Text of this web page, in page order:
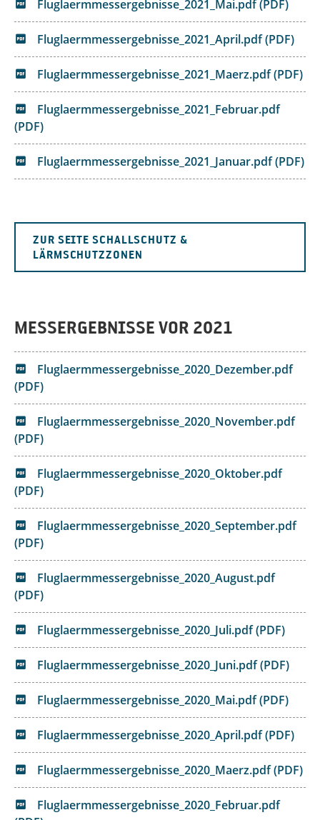
Fluglaermmessergebnisse_2021_Mai.pdf (PDF)
Fluglaermmessergebnisse_2021_April.pdf (PDF)
Fluglaermmessergebnisse_2021_Maerz.pdf (PDF)
Fluglaermmessergebnisse_2021_Februar.pdf
(PDF)
Fluglaermmessergebnisse_2021_Januar.pdf (PDF)
ZUR SEITE SCHALLSCHUTZ &
LÄRMSCHUTZZONEN
MESSERGEBNISSE VOR 2021
Fluglaermmessergebnisse_2020_Dezember.pdf
(PDF)
Fluglaermmessergebnisse_2020_November.pdf
(PDF)
Fluglaermmessergebnisse_2020_Oktober.pdf
(PDF)
Fluglaermmessergebnisse_2020_September.pdf
(PDF)
Fluglaermmessergebnisse_2020_August.pdf
(PDF)
Fluglaermmessergebnisse_2020_Juli.pdf (PDF)
Fluglaermmessergebnisse_2020_Juni.pdf (PDF)
Fluglaermmessergebnisse_2020_Mai.pdf (PDF)
Fluglaermmessergebnisse_2020_April.pdf (PDF)
Fluglaermmessergebnisse_2020_Maerz.pdf (PDF)
Fluglaermmessergebnisse_2020_Februar.pdf